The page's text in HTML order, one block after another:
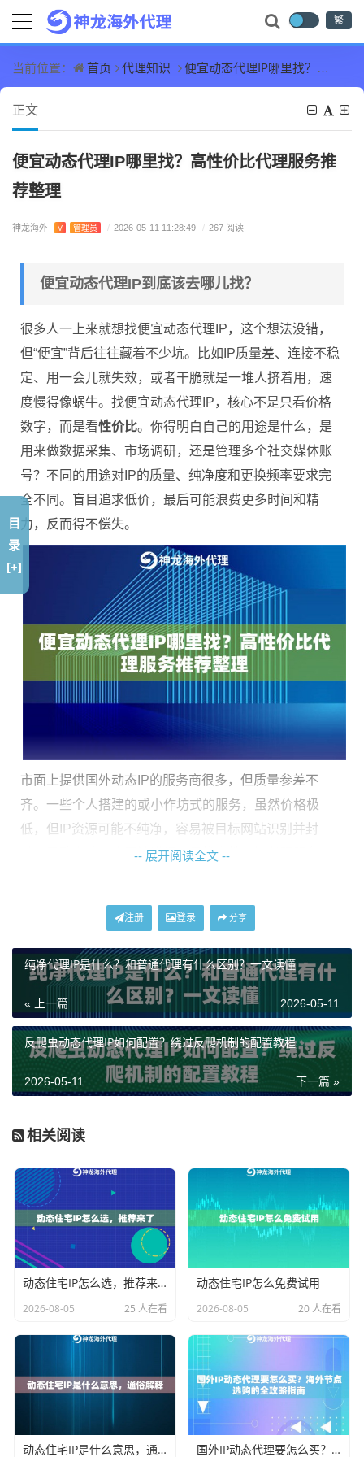
繁
当前位置： 首页 代理知识 便宜动态代理IP哪里找？高性价比代理服务推荐整理
正文
便宜动态代理IP哪里找？高性价比代理服务推
荐整理
神龙海外 V 管理员 / 2026-05-11 11:28:49 / 267 阅读
便宜动态代理IP到底该去哪儿找？
很多人一上来就想找便宜动态代理IP，这个想法没错，
但“便宜”背后往往藏着不少坑。比如IP质量差、连接不稳
定、用一会儿就失效，或者干脆就是一堆人挤着用，速
度慢得像蜗牛。找便宜动态代理IP，核心不是只看价格
数字，而是看性价比。你得明白自己的用途是什么，是
用来做数据采集、市场调研，还是管理多个社交媒体账
号？不同的用途对IP的质量、纯净度和更换频率要求完
全不同。盲目追求低价，最后可能浪费更多时间和精
力，反而得不偿失。
市面上提供国外动态IP的服务商很多，但质量参差不
齐。一些个人搭建的或小作坊式的服务，虽然价格极
低，但IP资源可能不纯净，容易被目标网站识别并封
禁，导致你的工作无法进行。寻找高性价比代理服务
中心IP还是动态住宅IP）、是否提供不限量套餐以及售后
支持如何。把这些因素综合起来看，才能找到真正划算
的便宜动态代理IP。
如何挑选高性价比的代理IP服务？
挑选代理服务，就像挑工具，得顺手、耐用还划算。你
可以从下面这几个实实在在的要点入手：
第一，看IP资源类型和纯净度。这是根本。如果你做的
监控，那么动态住宅IP（也就是国外住宅IP）比普通的数
据中心IP更合适，因为它来自真实的家庭网络，更不容
易被识别。IP池是否庞大、纯净，直接决定了IP的可用性
和稳定性。一个拥有数千万级纯净IP池的服务商，能有
效避免IP重复使用和封禁风险。
的服务，可以让你不用担心流量耗尽，专注于业务本
第三，看协议支持和覆盖范围。支持HTTP、HTTPS、
SOCKS5等多种代理协议的服务商，能适配更多样的软
件和工具。全球覆盖的国家/地区越多，意味着你在进行
-- 展开阅读全文 --
注册 登录 分享
纯净代理IP是什么？和普通代理有什么区别？一文读懂
« 上一篇 2026-05-11
反爬虫动态代理IP如何配置？绕过反爬机制的配置教程
下一篇 »
2026-05-11
相关阅读
动态住宅IP怎么选，推荐来了
2026-08-05 25 人在看
动态住宅IP怎么免费试用
2026-08-05 20 人在看
动态住宅IP是什么意思，通俗解释 国外IP动态代理要怎么买？海外节点选购的全攻略指南
目
录
[+]